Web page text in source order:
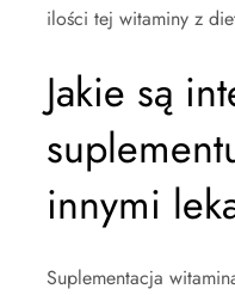
ilości tej witaminy z
Jakie są
innymi
Suplementacja